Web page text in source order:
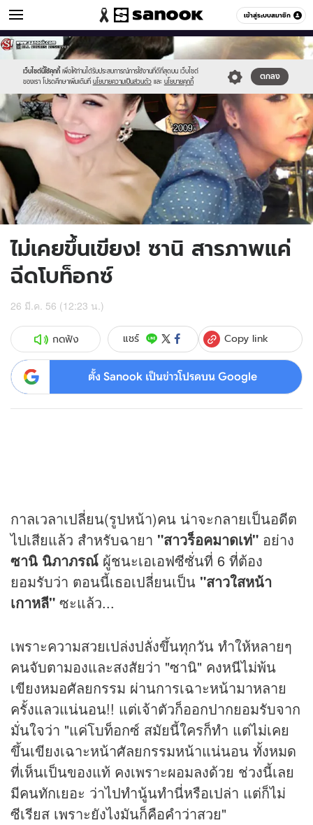
เข้าสู่ระบบสมาชิก
ข่าวบันเทิง หมวดอื่นๆ
เว็บไซต์นี้ใช้คุกกี้ เพื่อให้ท่านได้รับประสบการณ์การใช้งานที่ดีที่สุดบน เว็บไซต์
ของเรา โปรดศึกษาเพิ่มเติมที่ นโยบายความเป็นส่วนตัว และ นโยบายคุกกี้
ตกลง
Sanook
//s.isanook.com/sr/0/images/logo-
new-
sanook.png
600
60
//s.isanook.com/ns/0/ud/235/1176616/zani01.jpg
ไม่เคยขึ้นเขียง! ซานิ สารภาพแค่
ฉีดโบท็อกซ์
26 มี.ค. 56 (12:23 น.)
กดฟัง แชร์ Copy link
ตั้ง Sanook เป็นข่าวโปรดบน Google
กาลเวลาเปลี่ยน(รูปหน้า)คน น่าจะกลายเป็นอดีต
ไปเสียแล้ว สำหรับฉายา "สาวร็อคมาดเท่" อย่าง
ซานิ นิภาภรณ์ ผู้ชนะเอเอฟซีซั่นที่ 6 ที่ต้อง
ยอมรับว่า ตอนนี้เธอเปลี่ยนเป็น "สาวใสหน้า
เกาหลี" ซะแล้ว...
เพราะความสวยเปล่งปลั่งขึ้นทุกวัน ทำให้หลายๆ
คนจับตามองและสงสัยว่า "ซานิ" คงหนีไม่พ้น
เขียงหมอศัลยกรรม ผ่านการเฉาะหน้ามาหลาย
ครั้งแลวแน่นอน!! แต่เจ้าตัวก็ออกปากยอมรับจาก
มั่นใจว่า "แค่โบท็อกซ์ สมัยนี้ใครก็ทำ แต่ไม่เคย
ขึ้นเขียงเฉาะหน้าศัลยกรรมหน้าแน่นอน ทั้งหมด
ที่เห็นเป็นของแท้ คงเพราะผอมลงด้วย ช่วงนี้เลย
มีคนทักเยอะ ว่าไปทำนู้นทำนี่หรือเปล่า แต่ก็ไม่
ซีเรียส เพราะยังไงมันก็คือคำว่าสวย"